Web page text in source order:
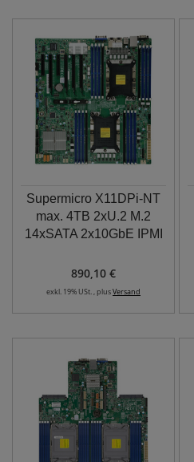
Supermicro X11DPi-NT
max. 4TB 2xU.2 M.2
14xSATA 2x10GbE IPMI
890,10 €
exkl. 19% USt. , plusVersand